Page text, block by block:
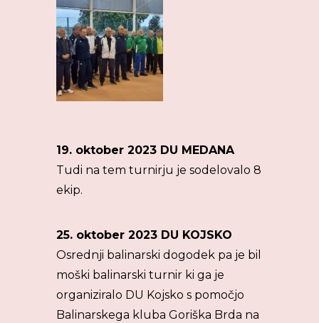
19. oktober 2023 DU MEDANA
Tudi na tem turnirju je sodelovalo 8
ekip.
25. oktober 2023 DU KOJSKO
Osrednji balinarski dogodek pa je bil
moški balinarski turnir ki ga je
organiziralo DU Kojsko s pomočjo
Balinarskega kluba Goriška Brda na